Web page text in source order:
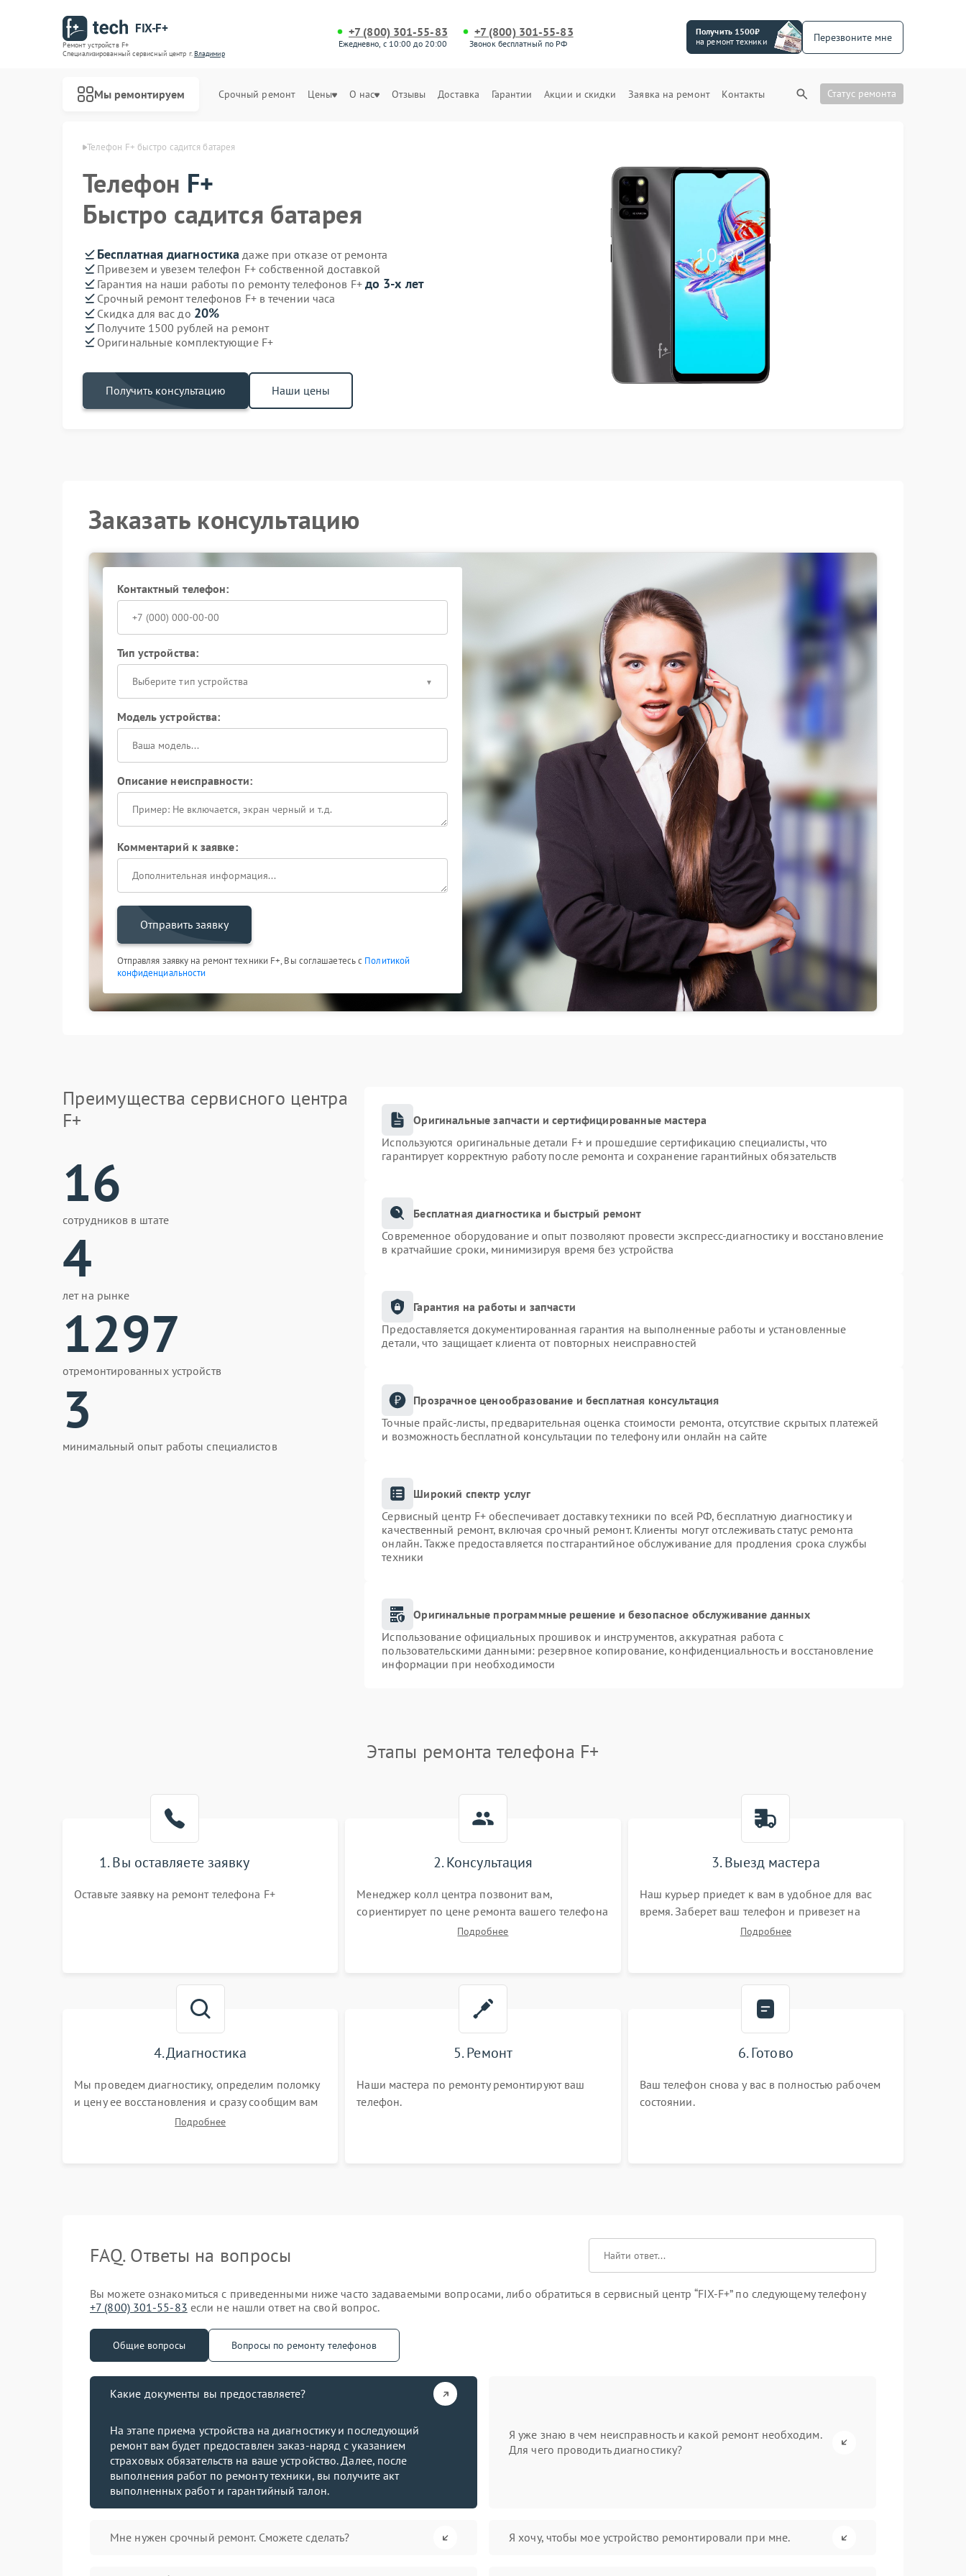
FIX-F+
Ремонт устройств F+
Специализированный cервисный центр г.Владимир
+7 (800) 301-55-83
Ежедневно, с 10:00 до 20:00
+7 (800) 301-55-83
Звонок бесплатный по РФ
Получить 1500₽
на ремонт техники
Перезвоните мне
Мы ремонтируем Срочный ремонт Цены О нас Отзывы Доставка Гарантии Акции и скидки Заявка на ремонт Контакты Статус ремонта
Телефон F+ быстро садится батарея
Телефон F+
Быстро садится батарея
Бесплатная диагностика даже при отказе от ремонта
Привезем и увезем телефон F+ собственной доставкой
Гарантия на наши работы по ремонту телефонов F+ до 3-х лет
Срочный ремонт телефонов F+ в течении часа
Скидка для вас до 20%
Получите 1500 рублей на ремонт
Оригинальные комплектующие F+
Получить консультацию Наши цены
Заказать консультацию
Контактный телефон:
Тип устройства:
Выберите тип устройства
Модель устройства:
Описание неисправности:
Комментарий к заявке:
Отправить заявку
Отправляя заявку на ремонт техники F+, Вы соглашаетесь с Политикой
конфиденциальности
Преимущества сервисного центра
F+
16
сотрудников в штате
4
лет на рынке
1297
отремонтированных устройств
3
минимальный опыт работы специалистов
Оригинальные запчасти и сертифицированные мастера
Используются оригинальные детали F+ и прошедшие сертификацию специалисты, что
гарантирует корректную работу после ремонта и сохранение гарантийных обязательств
Бесплатная диагностика и быстрый ремонт
Современное оборудование и опыт позволяют провести экспресс-диагностику и восстановление
в кратчайшие сроки, минимизируя время без устройства
Гарантия на работы и запчасти
Предоставляется документированная гарантия на выполненные работы и установленные
детали, что защищает клиента от повторных неисправностей
Прозрачное ценообразование и бесплатная консультация
Точные прайс-листы, предварительная оценка стоимости ремонта, отсутствие скрытых платежей
и возможность бесплатной консультации по телефону или онлайн на сайте
Широкий спектр услуг
Сервисный центр F+ обеспечивает доставку техники по всей РФ, бесплатную диагностику и
качественный ремонт, включая срочный ремонт. Клиенты могут отслеживать статус ремонта
онлайн. Также предоставляется постгарантийное обслуживание для продления срока службы
техники
Оригинальные программные решение и безопасное обслуживание данных
Использование официальных прошивок и инструментов, аккуратная работа с
пользовательскими данными: резервное копирование, конфиденциальность и восстановление
информации при необходимости
Этапы ремонта телефона F+
1. Вы оставляете заявку
Оставьте заявку на ремонт телефона F+
2. Консультация
Менеджер колл центра позвонит вам,
сориентирует по цене ремонта вашего телефона
а также ответит на все ваши вопросы.
Подробнее
3. Выезд мастера
Наш курьер приедет к вам в удобное для вас
время. Заберет ваш телефон и привезет на
склад для диагностики.Подробнее
4. Диагностика
Мы проведем диагностику, определим поломку
и цену ее восстановления и сразу сообщим вам
о сроках ее ремонта.Подробнее
5. Ремонт
Наши мастера по ремонту ремонтируют ваш
телефон.
6. Готово
Ваш телефон снова у вас в полностью рабочем
состоянии.
FAQ. Ответы на вопросы
Вы можете ознакомиться с приведенными ниже часто задаваемыми вопросами, либо обратиться в сервисный центр “FIX-F+” по следующему телефону
+7 (800) 301-55-83 если не нашли ответ на свой вопрос.
Общие вопросы Вопросы по ремонту телефонов
Какие документы вы предоставляете?
На этапе приема устройства на диагностику и последующий
ремонт вам будет предоставлен заказ-наряд с указанием
страховых обязательств на ваше устройство. Далее, после
выполнения работ по ремонту техники, вы получите акт
выполненных работ и гарантийный талон.
Я уже знаю в чем неисправность и какой ремонт необходим.
Для чего проводить диагностику?
Мне нужен срочный ремонт. Сможете сделать? Я хочу, чтобы мое устройство ремонтировали при мне.